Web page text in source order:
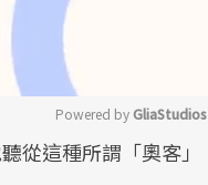
Powered by GliaStudios
從這種所謂「奧客」